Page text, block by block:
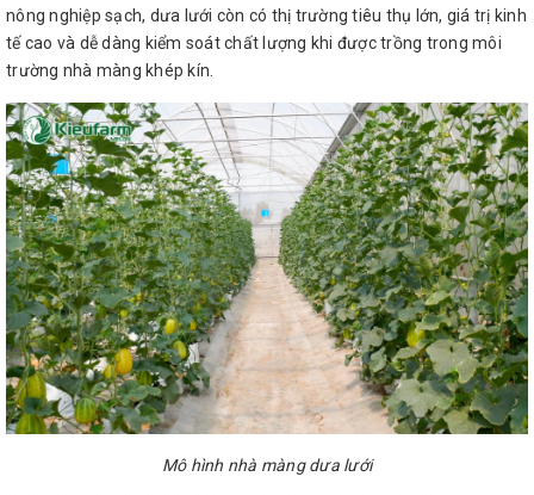
nông nghiệp sạch, dưa lưới còn có thị trường tiêu thụ lớn, giá trị kinh
tế cao và dễ dàng kiểm soát chất lượng khi được trồng trong môi
trường nhà màng khép kín.
Mô hình nhà màng dưa lưới